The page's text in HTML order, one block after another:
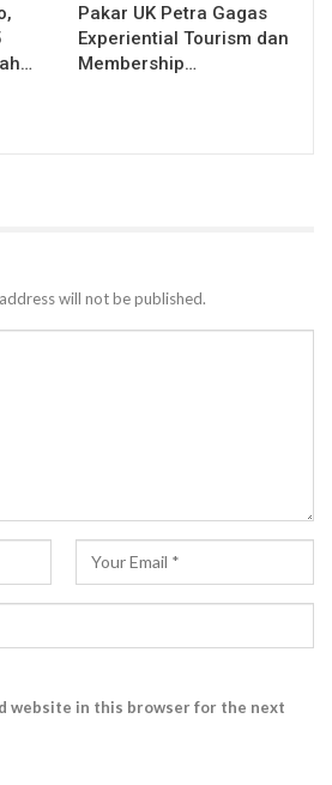
Pakar UK Petra Gagas
Experiential Tourism dan
Membership…
will not be published.
website in this browser for the next